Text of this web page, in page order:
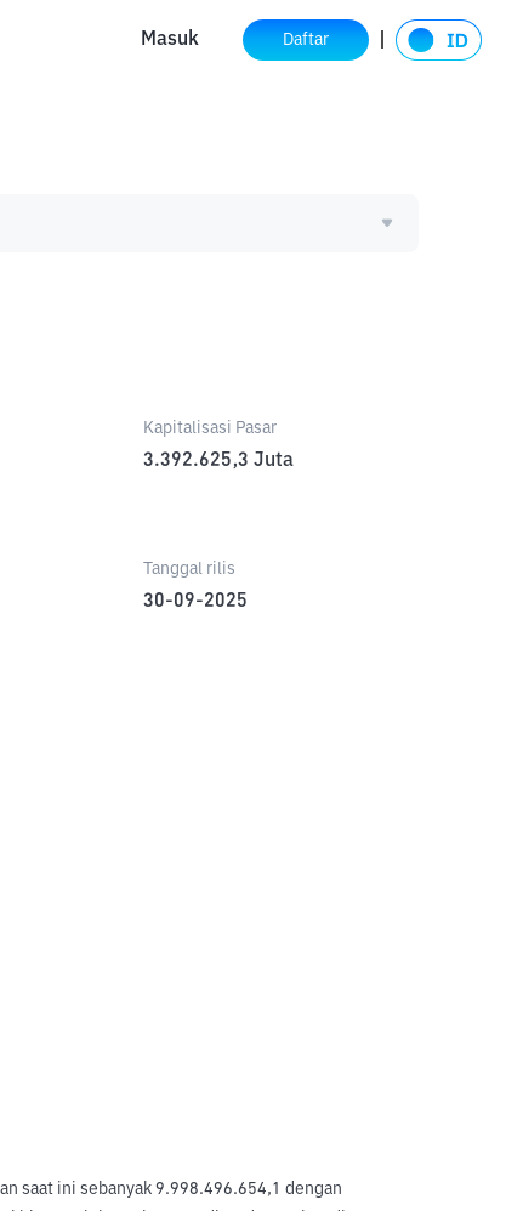
Masuk Daftar
Kapitalisasi Pasar
3.392.625,3 Juta
Tanggal rilis
30-09-2025
saat ini sebanyak 9.998.496.654,1 dengan